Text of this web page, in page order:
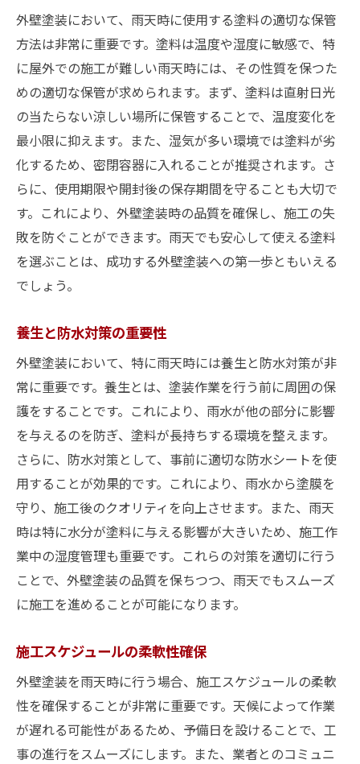
安全対策の徹底
雨水の影響を最小限に抑える方法
施工後のメンテナンス計画
作業員への適切な指示
天候に左右されない外壁塗装の計画術
柔軟な施工スケジュールの組み方
リスク管理と事前対策
最適な施工時期の選定
予期せぬ天候変化への対応策
外壁塗装工事を雨の日に行うメリットとデメリ
ット
雨天施工の利点と効果
コスト面での考慮事項
施工品質への影響評価
施工後の持続性の考察
環境への負荷を減らす方法
施工チームの経験と技術
予期せぬ雨でも安心な外壁塗装の実践ガイド
雨天対策用の装備と準備
現場での迅速な対応法
顧客への丁寧な説明と対応
保険や補償の確認
施工後の品質保証の重要性
外壁塗装において、雨天時に使用する塗料の適切な保管
方法は非常に重要です。塗料は温度や湿度に敏感で、特
に屋外での施工が難しい雨天時には、その性質を保つた
めの適切な保管が求められます。まず、塗料は直射日光
の当たらない涼しい場所に保管することで、温度変化を
最小限に抑えます。また、湿気が多い環境では塗料が劣
化するため、密閉容器に入れることが推奨されます。さ
らに、使用期限や開封後の保存期間を守ることも大切で
す。これにより、外壁塗装時の品質を確保し、施工の失
敗を防ぐことができます。雨天でも安心して使える塗料
を選ぶことは、成功する外壁塗装への第一歩ともいえる
でしょう。
養生と防水対策の重要性
外壁塗装において、特に雨天時には養生と防水対策が非
常に重要です。養生とは、塗装作業を行う前に周囲の保
護をすることです。これにより、雨水が他の部分に影響
を与えるのを防ぎ、塗料が長持ちする環境を整えます。
さらに、防水対策として、事前に適切な防水シートを使
用することが効果的です。これにより、雨水から塗膜を
守り、施工後のクオリティを向上させます。また、雨天
時は特に水分が塗料に与える影響が大きいため、施工作
業中の湿度管理も重要です。これらの対策を適切に行う
ことで、外壁塗装の品質を保ちつつ、雨天でもスムーズ
に施工を進めることが可能になります。
施工スケジュールの柔軟性確保
外壁塗装を雨天時に行う場合、施工スケジュールの柔軟
性を確保することが非常に重要です。天候によって作業
が遅れる可能性があるため、予備日を設けることで、工
事の進行をスムーズにします。また、業者とのコミュニ